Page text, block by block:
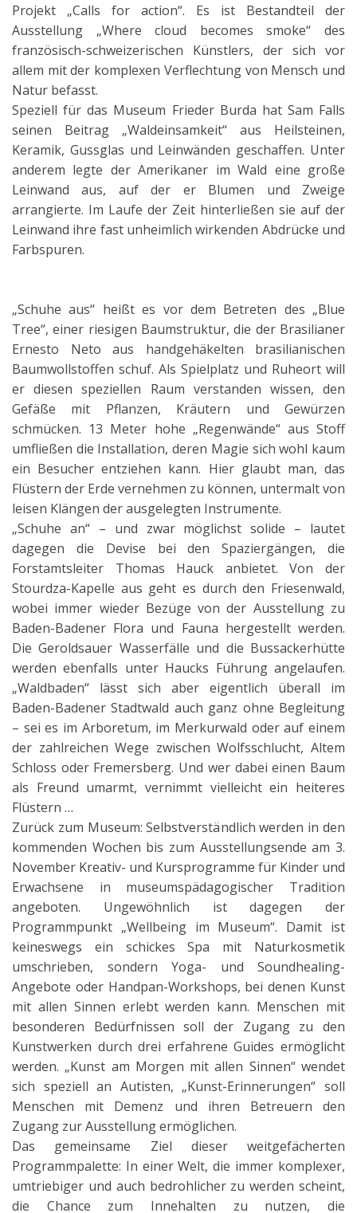
Projekt „Calls for action“. Es ist Bestandteil der
Ausstellung „Where cloud becomes smoke“ des
französisch-schweizerischen Künstlers, der sich vor
allem mit der komplexen Verflechtung von Mensch und
Natur befasst.
Speziell für das Museum Frieder Burda hat Sam Falls
seinen Beitrag „Waldeinsamkeit“ aus Heilsteinen,
Keramik, Gussglas und Leinwänden geschaffen. Unter
anderem legte der Amerikaner im Wald eine große
Leinwand aus, auf der er Blumen und Zweige
arrangierte. Im Laufe der Zeit hinterließen sie auf der
Leinwand ihre fast unheimlich wirkenden Abdrücke und
Farbspuren.
„Schuhe aus“ heißt es vor dem Betreten des „Blue
Tree“, einer riesigen Baumstruktur, die der Brasilianer
Ernesto Neto aus handgehäkelten brasilianischen
Baumwollstoffen schuf. Als Spielplatz und Ruheort will
er diesen speziellen Raum verstanden wissen, den
Gefäße mit Pflanzen, Kräutern und Gewürzen
schmücken. 13 Meter hohe „Regenwände“ aus Stoff
umfließen die Installation, deren Magie sich wohl kaum
ein Besucher entziehen kann. Hier glaubt man, das
Flüstern der Erde vernehmen zu können, untermalt von
leisen Klängen der ausgelegten Instrumente.
„Schuhe an“ – und zwar möglichst solide – lautet
dagegen die Devise bei den Spaziergängen, die
Forstamtsleiter Thomas Hauck anbietet. Von der
Stourdza-Kapelle aus geht es durch den Friesenwald,
wobei immer wieder Bezüge von der Ausstellung zu
Baden-Badener Flora und Fauna hergestellt werden.
Die Geroldsauer Wasserfälle und die Bussackerhütte
werden ebenfalls unter Haucks Führung angelaufen.
„Waldbaden“ lässt sich aber eigentlich überall im
Baden-Badener Stadtwald auch ganz ohne Begleitung
– sei es im Arboretum, im Merkurwald oder auf einem
der zahlreichen Wege zwischen Wolfsschlucht, Altem
Schloss oder Fremersberg. Und wer dabei einen Baum
als Freund umarmt, vernimmt vielleicht ein heiteres
Flüstern …
Zurück zum Museum: Selbstverständlich werden in den
kommenden Wochen bis zum Ausstellungsende am 3.
November Kreativ- und Kursprogramme für Kinder und
Erwachsene in museumspädagogischer Tradition
angeboten. Ungewöhnlich ist dagegen der
Programmpunkt „Wellbeing im Museum“. Damit ist
keineswegs ein schickes Spa mit Naturkosmetik
umschrieben, sondern Yoga- und Soundhealing-
Angebote oder Handpan-Workshops, bei denen Kunst
mit allen Sinnen erlebt werden kann. Menschen mit
besonderen Bedürfnissen soll der Zugang zu den
Kunstwerken durch drei erfahrene Guides ermöglicht
werden. „Kunst am Morgen mit allen Sinnen“ wendet
sich speziell an Autisten, „Kunst-Erinnerungen“ soll
Menschen mit Demenz und ihren Betreuern den
Zugang zur Ausstellung ermöglichen.
Das gemeinsame Ziel dieser weitgefächerten
Programmpalette: In einer Welt, die immer komplexer,
umtriebiger und auch bedrohlicher zu werden scheint,
die Chance zum Innehalten zu nutzen, die